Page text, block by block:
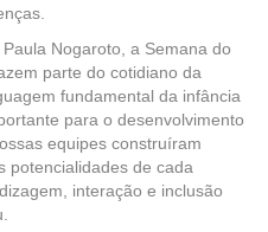
Nogaroto, a Semana do
parte do cotidiano da
fundamental da infância
para o desenvolvimento
equipes construíram
potencialidades de cada
interação e inclusão